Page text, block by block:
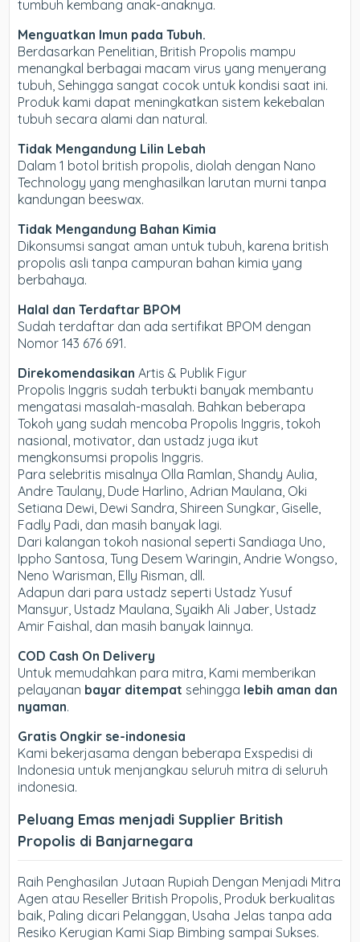
tumbuh kembang anak-anaknya.
Menguatkan Imun pada Tubuh.
Berdasarkan Penelitian, British Propolis mampu
menangkal berbagai macam virus yang menyerang
tubuh, Sehingga sangat cocok untuk kondisi saat ini.
Produk kami dapat meningkatkan sistem kekebalan
tubuh secara alami dan natural.
Tidak Mengandung Lilin Lebah
Dalam 1 botol british propolis, diolah dengan Nano
Technology yang menghasilkan larutan murni tanpa
kandungan beeswax.
Tidak Mengandung Bahan Kimia
Dikonsumsi sangat aman untuk tubuh, karena british
propolis asli tanpa campuran bahan kimia yang
berbahaya.
Halal dan Terdaftar BPOM
Sudah terdaftar dan ada sertifikat BPOM dengan
Nomor 143 676 691.
Direkomendasikan Artis & Publik Figur
Propolis Inggris sudah terbukti banyak membantu
mengatasi masalah-masalah. Bahkan beberapa
Tokoh yang sudah mencoba Propolis Inggris, tokoh
nasional, motivator, dan ustadz juga ikut
mengkonsumsi propolis Inggris.
Para selebritis misalnya Olla Ramlan, Shandy Aulia,
Andre Taulany, Dude Harlino, Adrian Maulana, Oki
Setiana Dewi, Dewi Sandra, Shireen Sungkar, Giselle,
Fadly Padi, dan masih banyak lagi.
Dari kalangan tokoh nasional seperti Sandiaga Uno,
Ippho Santosa, Tung Desem Waringin, Andrie Wongso,
Neno Warisman, Elly Risman, dll.
Adapun dari para ustadz seperti Ustadz Yusuf
Mansyur, Ustadz Maulana, Syaikh Ali Jaber, Ustadz
Amir Faishal, dan masih banyak lainnya.
COD Cash On Delivery
Untuk memudahkan para mitra, Kami memberikan
pelayanan bayar ditempat sehingga lebih aman dan
nyaman.
Gratis Ongkir se-indonesia
Kami bekerjasama dengan beberapa Exspedisi di
Indonesia untuk menjangkau seluruh mitra di seluruh
indonesia.
Peluang Emas menjadi Supplier British
Propolis di Banjarnegara
Raih Penghasilan Jutaan Rupiah Dengan Menjadi Mitra
Agen atau Reseller British Propolis, Produk berkualitas
baik, Paling dicari Pelanggan, Usaha Jelas tanpa ada
Resiko Kerugian Kami Siap Bimbing sampai Sukses.